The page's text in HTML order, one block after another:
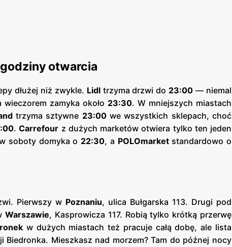
otwarcia
dłużej niż zwykle. Lidltrzyma drzwi do 23:00 — niemal
wieczorem zamyka około 23:30. W mniejszych miastach
trzyma sztywne 23:00we wszystkich sklepach, choć
.Carrefour z dużych marketów otwiera tylko ten jeden
soboty domyka o 22:30, a POLOmarketstandardowo o
Pierwszy w Poznaniu, ulica Bułgarska 113. Drugi pod
Warszawie, Kasprowicza 117. Robią tylko krótką przerwę
w dużych miastach też pracuje całą dobę, ale lista
Mieszkasz nad morzem? Tam do późnej nocy